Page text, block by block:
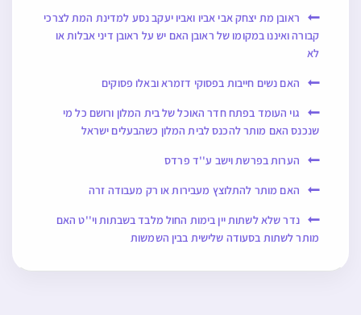
ראובן מת יצחק אבי אביו ואביו יעקב נסע למדינת המת לצרכי
קבורה ואיננו במקומו של ראובן האם יש על ראובן דיני אבלות או
לא
האם נשים חייבות בפסוקי דזמרא ובאלו פסוקים
גוי העומד בפתח חדר האוכל של בית המלון ורושם כל מי
שנכנס האם מותר להכנס לבית המלון כשהבעלים ישראל
הערות בפרשת וישב ע''ד פרדס
האם מותר להתלוצץ מעבירות או רק מעבודה זרה
נדר שלא לשתות יין בימות החול מלבד בשבתות וי''ט האם
מותר לשתות בסעודה שלישית בבין השמשות